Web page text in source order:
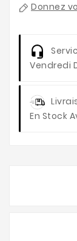
Donnez
Vendredi
En Stock